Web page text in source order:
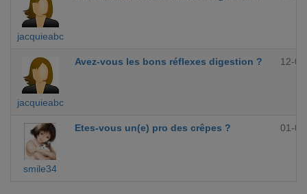
jacquieabc
jacquieabc
Avez-vous les bons réflexes digestion ? 12-
smile34
Etes-vous un(e) pro des crêpes ? 01-